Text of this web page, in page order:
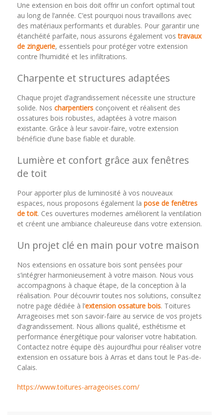
Une extension en bois doit offrir un confort optimal tout
au long de l’année. C’est pourquoi nous travaillons avec
des matériaux performants et durables. Pour garantir une
étanchéité parfaite, nous assurons également vostravaux
de zinguerie, essentiels pour protéger votre extension
contre l’humidité et les infiltrations.
Charpente et structures adaptées
Chaque projet d’agrandissement nécessite une structure
solide. Nos charpentiers conçoivent et réalisent des
ossatures bois robustes, adaptées à votre maison
existante. Grâce à leur savoir-faire, votre extension
bénéficie d’une base fiable et durable.
Lumière et confort grâce aux fenêtres
de toit
Pour apporter plus de luminosité à vos nouveaux
espaces, nous proposons également la pose de fenêtres
de toit. Ces ouvertures modernes améliorent la ventilation
et créent une ambiance chaleureuse dans votre extension.
Un projet clé en main pour votre maison
Nos extensions en ossature bois sont pensées pour
s’intégrer harmonieusement à votre maison. Nous vous
accompagnons à chaque étape, de la conception à la
réalisation. Pour découvrir toutes nos solutions, consultez
notre page dédiée à l’extension ossature bois. Toitures
Arrageoises met son savoir-faire au service de vos projets
d’agrandissement. Nous allions qualité, esthétisme et
performance énergétique pour valoriser votre habitation.
Contactez notre équipe dès aujourd’hui pour réaliser votre
extension en ossature bois à Arras et dans tout le Pas-de-
Calais.
https://www.toitures-arrageoises.com/